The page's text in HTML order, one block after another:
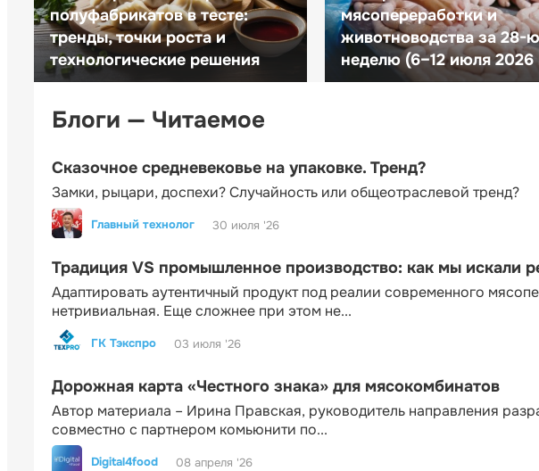
полуфабрикатов в тесте:
тренды, точки роста и
технологические решения
мясопереработки и
животноводства за 28-ю
неделю (6–12 июля 2026
Блоги — Читаемое
Сказочное средневековье на упаковке. Тренд?
Замки, рыцари, доспехи? Случайность или общеотраслевой тренд?
Главный технолог 30 июля '26
Традиция VS промышленное производство: как мы искали
Адаптировать аутентичный продукт под реалии современного
нетривиальная. Еще сложнее при этом не...
ГК Тэкспро 03 июля '26
Дорожная карта «Честного знака» для мясокомбинатов
Автор материала – Ирина Правская, руководитель направления
совместно с партнером комьюнити по...
Digital4food 08 апреля '26